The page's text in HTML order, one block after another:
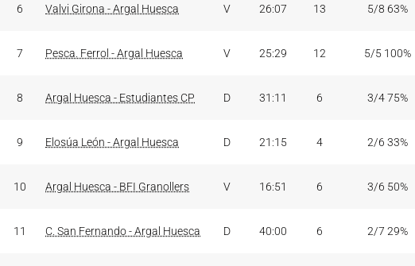
6 Valvi Girona - Argal Huesca V 26:07 13 5/8 63%
7 Pesca. Ferrol - Argal Huesca V 25:29 12 5/5 100%
8 Argal Huesca - Estudiantes CP D 31:11 6 3/4 75%
9 Elosúa León - Argal Huesca D 21:15 4 2/6 33%
10 Argal Huesca - BFI Granollers V 16:51 6 3/6 50%
11 C. San Fernando - Argal Huesca D 40:00 6 2/7 29%